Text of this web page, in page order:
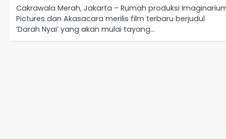
Cakrawala Merah, Jakarta – Rumah produksi
Pictures dan Akasacara merilis film terbaru berjudul
‘Darah Nyai’ yang akan mulai tayang…